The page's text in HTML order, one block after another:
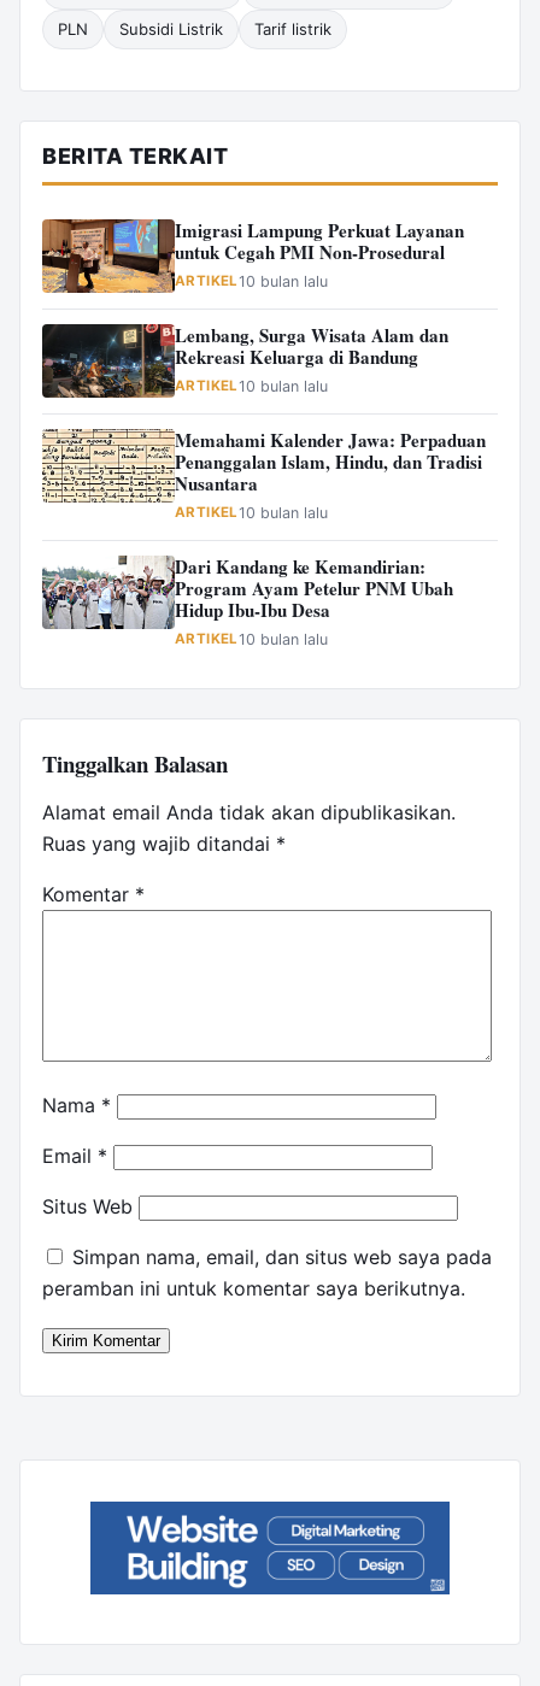
PLN Subsidi Listrik Tarif listrik
BERITA TERKAIT
Imigrasi Lampung Perkuat Layanan
untuk Cegah PMI Non-Prosedural
ARTIKEL10 bulan lalu
Lembang, Surga Wisata Alam dan
Rekreasi Keluarga di Bandung
ARTIKEL10 bulan lalu
Memahami Kalender Jawa: Perpaduan
Penanggalan Islam, Hindu, dan Tradisi
Nusantara
ARTIKEL10 bulan lalu
Dari Kandang ke Kemandirian:
Program Ayam Petelur PNM Ubah
Hidup Ibu-Ibu Desa
ARTIKEL10 bulan lalu
Tinggalkan Balasan
Alamat email Anda tidak akan dipublikasikan.
Ruas yang wajib ditandai *
Komentar *
Nama *
Email *
Situs Web
Simpan nama, email, dan situs web saya pada
peramban ini untuk komentar saya berikutnya.